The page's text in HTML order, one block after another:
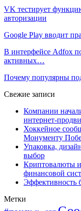
VK тестирует
авторизации
Google Play вводит
В интерфейсе Adfox
активных…
Почему популярны
Свежие записи
Компании
интернет-
Хоккейное
Монументу
Упаковка,
выбор
Криптовалюты
финансовой
Эффективность
Метки